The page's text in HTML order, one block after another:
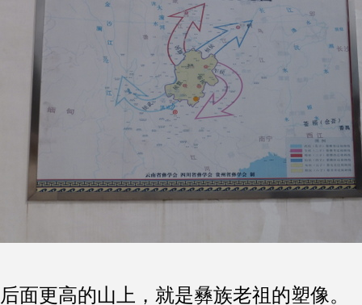
后面更高的山上，就是彝族老祖的塑像。